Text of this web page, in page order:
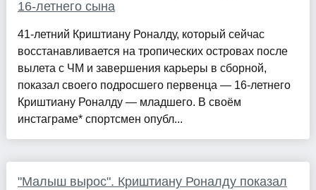
16-летнего сына
41-летний Криштиану Роналду, который сейчас
восстанавливается на тропических островах после
вылета с ЧМ и завершения карьеры в сборной,
показал своего подросшего первенца — 16-летнего
Криштиану Роналду — младшего. В своём
инстаграме* спортсмен опубл...
"Малыш вырос". Криштиану Роналду показал